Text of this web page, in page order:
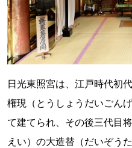
日光東照宮は、江戸時代初
権現（とうしょうだいごん
て建てられ、その後三代目
えい）の大造替（だいぞう